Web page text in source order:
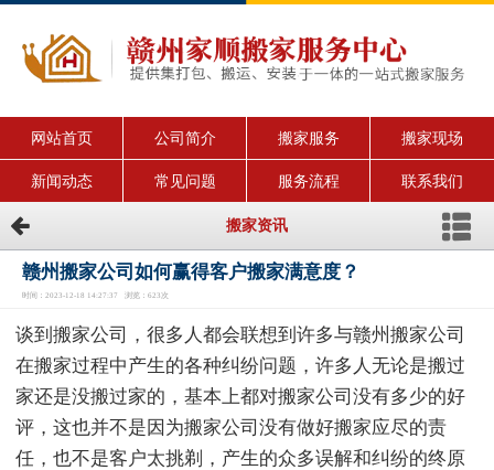
网站首页 公司简介 搬家服务 搬家现场
新闻动态 常见问题 服务流程 联系我们
搬家资讯
赣州搬家公司如何赢得客户搬家满意度？
时间：2023-12-18 14:27:37 浏览：623次
谈到搬家公司，很多人都会联想到许多与赣州搬家公司
在搬家过程中产生的各种纠纷问题，许多人无论是搬过
家还是没搬过家的，基本上都对搬家公司没有多少的好
评，这也并不是因为搬家公司没有做好搬家应尽的责
任，也不是客户太挑剃，产生的众多误解和纠纷的终原